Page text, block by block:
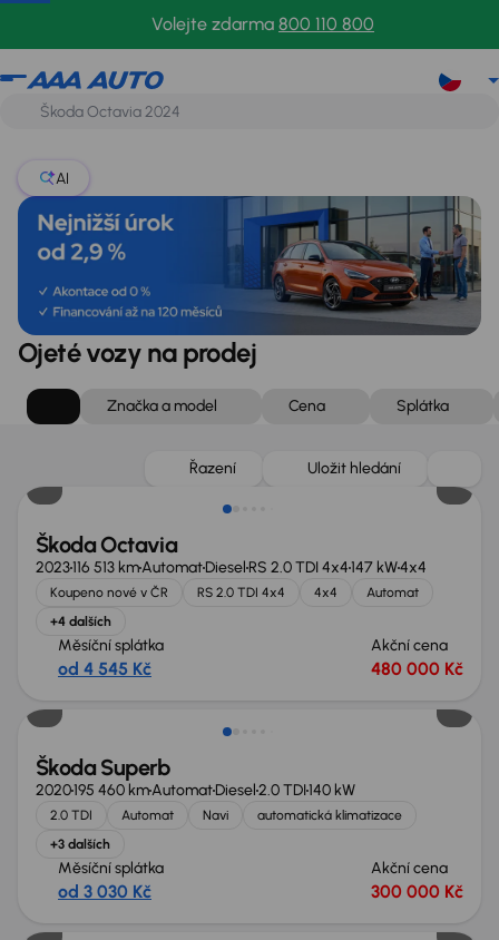
Volejte zdarma 800 110 800
AI
Ojeté vozy na prodej
Značka a model Cena Splátka
Řazení Uložit hledání
Zlevněno o 75 000 Kč
Škoda Octavia
2023116 513 kmAutomatDiesel RS 2.0 TDI 4x4147 kW4x4
Koupeno nové v ČR RS 2.0 TDI 4x4 4x4
Automat
+4 dalších
Měsíční splátka
od 4 545 Kč
Akční cena
480 000 Kč
Možnost odpočtu DPH
Škoda Superb
2020195 460 kmAutomatDiesel2.0 TDI140 kW
2.0 TDI Automat Navi
automatická klimatizace
+3 dalších
Měsíční splátka
od 3 030 Kč
Akční cena
300 000 Kč
Nově v nabídce